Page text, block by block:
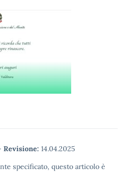
Revisione: 14.04.2025
specificato, questo articolo è